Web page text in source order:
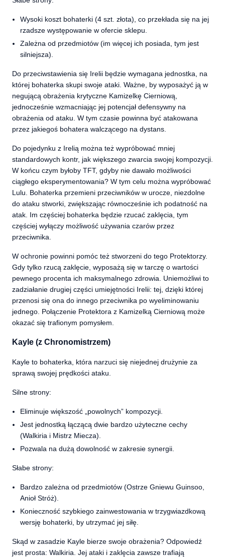
Wysoki koszt bohaterki (4 szt. złota), co przekłada się na jej
rzadsze występowanie w ofercie sklepu.
Zależna od przedmiotów (im więcej ich posiada, tym jest
silniejsza).
Do przeciwstawienia się Irelii będzie wymagana jednostka, na
której bohaterka skupi swoje ataki. Ważne, by wyposażyć ją w
negującą obrażenia krytyczne Kamizelkę Cierniową,
jednocześnie wzmacniając jej potencjał defensywny na
obrażenia od ataku. W tym czasie powinna być atakowana
przez jakiegoś bohatera walczącego na dystans.
Do pojedynku z Irelią można też wypróbować mniej
standardowych kontr, jak większego zwarcia swojej kompozycji.
W końcu czym byłoby TFT, gdyby nie dawało możliwości
ciągłego eksperymentowania? W tym celu można wypróbować
Lulu. Bohaterka przemieni przeciwników w urocze, niezdolne
do ataku stworki, zwiększając równocześnie ich podatność na
atak. Im częściej bohaterka będzie rzucać zaklęcia, tym
częściej wyłączy możliwość używania czarów przez
przeciwnika.
W ochronie powinni pomóc też stworzeni do tego Protektorzy.
Gdy tylko rzucą zaklęcie, wyposażą się w tarczę o wartości
pewnego procenta ich maksymalnego zdrowia. Uniemożliwi to
zadziałanie drugiej części umiejętności Irelii: tej, dzięki której
przenosi się ona do innego przeciwnika po wyeliminowaniu
jednego. Połączenie Protektora z Kamizelką Cierniową może
okazać się trafionym pomysłem.
Kayle (z Chronomistrzem)
Kayle to bohaterka, która narzuci się niejednej drużynie za
sprawą swojej prędkości ataku.
Silne strony:
Eliminuje większość „powolnych” kompozycji.
Jest jednostką łączącą dwie bardzo użyteczne cechy
(Walkiria i Mistrz Miecza).
Pozwala na dużą dowolność w zakresie synergii.
Słabe strony:
Bardzo zależna od przedmiotów (Ostrze Gniewu Guinsoo,
Anioł Stróż).
Konieczność szybkiego zainwestowania w trzygwiazdkową
wersję bohaterki, by utrzymać jej siłę.
Skąd w zasadzie Kayle bierze swoje obrażenia? Odpowiedź
jest prosta: Walkiria. Jej ataki i zaklęcia zawsze trafiają